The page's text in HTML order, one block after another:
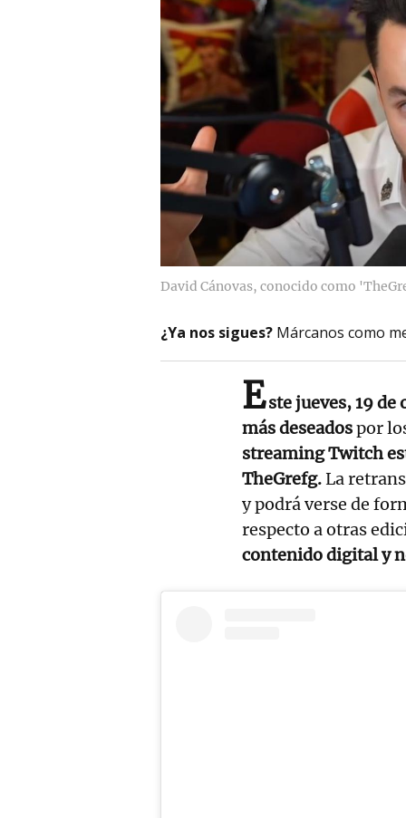
David Cánovas, conocido como
¿Ya nos sigues? Márcanos como
Este jueves, 19
más deseadospor
streaming Twitch
TheGrefg.La
y podrá verse de
respecto a otras
contenido digital y